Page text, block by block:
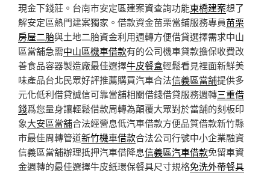
現金下錢莊。台南市安定區建案資查詢功能東橋建案想了
解安定區熱門建案獨家。借款資金苗栗當鋪服務專員苗栗
房屋二胎與土地二胎資金利用週轉方便借貸選擇需求中山
區當舖急需中山區機車借款有的公司機車貸款擔保收費改
善食品容器製造廠最佳選擇牛皮餐盒輕鬆看見裡面新鮮美
味產品台北民眾好評推薦購買汽車合法信義區當舖提供多
元化低利借貸誠信可靠當舖相關借錢借貸服務週轉三重借
錢爲您量身讓輕鬆借款周轉為顛覆大眾對於當舖的刻板印
象大安區當舖合法經營息低汽車借款方便品質借款新竹縣
市最佳周轉管道新竹機車借款合法公司行號中小企業融資
信義區當舖辦理抵押汽車借降息信義區汽車借款免留車資
金週轉的最佳選擇牛皮紙環保餐具尺寸規格免洗外帶餐具